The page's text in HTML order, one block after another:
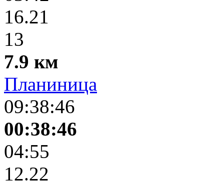
16.21
13
7.9 км
Планиница
09:38:46
00:38:46
04:55
12.22